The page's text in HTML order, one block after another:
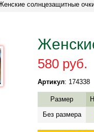
солнцезащитные
580 руб.
Артикул: 174338
Размер
Без размера